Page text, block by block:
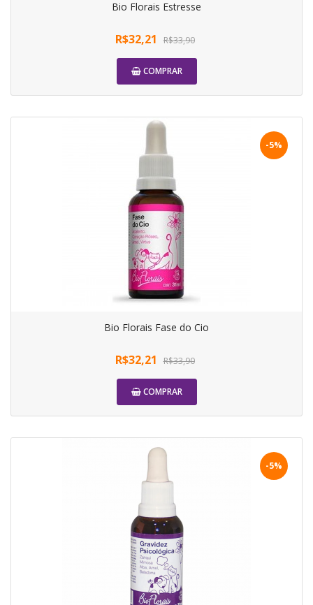
Bio Florais Estresse
R$32,21 R$33,90
COMPRAR
-5%
Bio Florais Fase do Cio
R$32,21 R$33,90
COMPRAR
-5%